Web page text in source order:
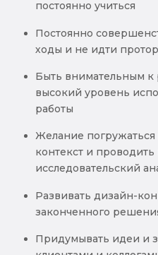
постоянно учиться
Постоянно
ходы и не идти
Быть внимательным к
высокий уровень
работы
Желание
контекст и проводить
исследовательский
Развивать дизайн-
законченного
Придумывать идеи и